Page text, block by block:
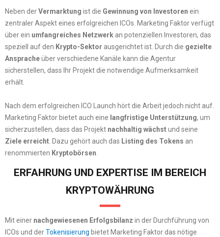
Neben derVermarktung ist die Gewinnung von Investoren ein
zentraler Aspekt eines erfolgreichen ICOs. Marketing Faktor verfügt
über ein umfangreiches Netzwerk an potenziellen Investoren, das
speziell auf den Krypto-Sektor ausgerichtet ist. Durch die gezielte
Anspracheüber verschiedene Kanäle kann die Agentur
sicherstellen, dass Ihr Projekt die notwendige Aufmerksamkeit
erhält.
Nach dem erfolgreichen ICO Launch hört die Arbeit jedoch nicht auf.
Marketing Faktor bietet auch eine langfristige Unterstützung, um
sicherzustellen, dass das Projekt nachhaltig wächstund seine
Ziele erreicht . Dazu gehört auch das Listing des Tokens an
renommierten Kryptobörsen
ERFAHRUNG UND EXPERTISE IM BEREICH
KRYPTOWÄHRUNG
Mit einer nachgewiesenen Erfolgsbilanz in der Durchführung von
ICOs und derTokenisierung bietet Marketing Faktor das nötige